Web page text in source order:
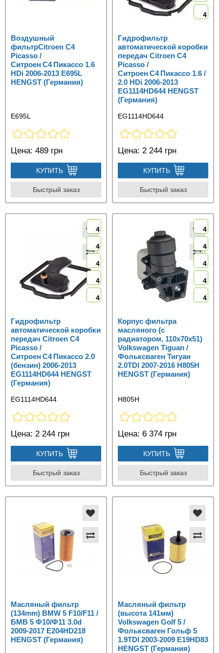
Воздушный
фильтрCitroen C4
Picasso /
Ситроен C4 Пикассо 1.6
HDi 2006-2013 E695L
HENGST (Германия)
E695L
Цена: 489 грн
КУПИТЬ
Быстрый заказ
4
Гидрофильтр
автоматической коробки
передач Citroen C4
Picasso /
Ситроен C4 Пикассо 1.6 /
2.0 HDi 2006-2013
EG1114HD644 HENGST
(Германия)
EG1114HD644
Цена: 2 244 грн
КУПИТЬ
Быстрый заказ
4
4
4
4
4
Гидрофильтр
автоматической коробки
передач Citroen C4
Picasso /
Ситроен C4 Пикассо 2.0
(бензин) 2006-2013
EG1114HD644 HENGST
(Германия)
EG1114HD644
Цена: 2 244 грн
КУПИТЬ
Быстрый заказ
4
4
4
4
4
Корпус фильтра
масляного (с
радиатором, 110x70x51)
Volkswagen Tiguan /
Фольксваген Тигуан
2.0TDI 2007-2016 H805H
HENGST (Германия)
H805H
Цена: 6 374 грн
КУПИТЬ
Быстрый заказ
Масляный фильтр
(134mm) BMW 5 F10/F11 /
БМВ 5 Ф10/Ф11 3.0d
2009-2017 E204HD218
HENGST (Германия)
Масляный фильтр
(высота 141мм)
Volkswagen Golf 5 /
Фольксваген Гольф 5
1.9TDI 2003-2009 E19HD83
HENGST (Германия)